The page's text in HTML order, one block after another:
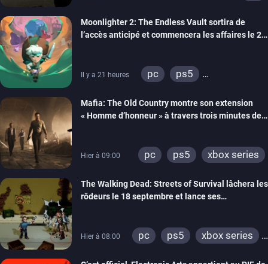
Moonlighter 2: The Endless Vault sortira de
l’accès anticipé et commencera les affaires le 2
Il y a 21 heures pc
ps5
Mafia: The Old Country montre son extension
« Homme d’honneur » à travers trois minutes de
Hier à 09:00 pc ps5 xbox series
The Walking Dead: Streets of Survival lâchera les
rôdeurs le 18 septembre et lance ses
Hier à 08:00 pc ps5
xbox series